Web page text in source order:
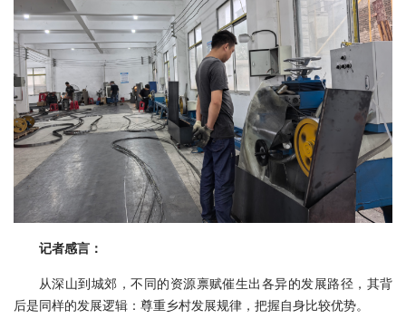
记者感言：
从深山到城郊，不同的资源禀赋催生出各异的发展路径，其背
后是同样的发展逻辑：尊重乡村发展规律，把握自身比较优势。